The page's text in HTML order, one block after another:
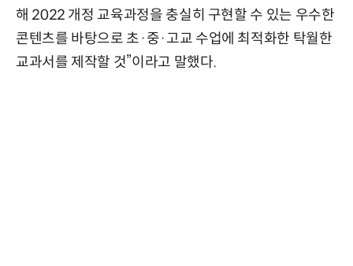
해 2022 개정 교육과정을 충실히 구현할 수 있는 우수한
콘텐츠를 바탕으로 초·중·고교 수업에 최적화한 탁월한
교과서를 제작할 것”이라고 말했다.